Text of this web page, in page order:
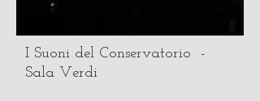
I Suoni del Conservatorio -
Sala Verdi